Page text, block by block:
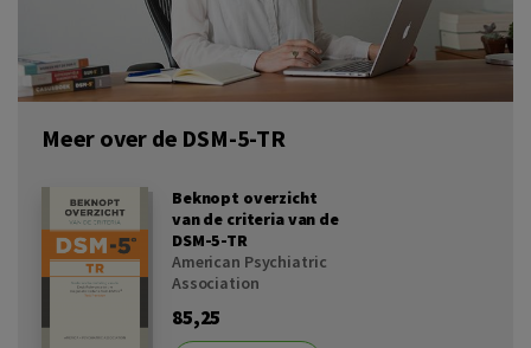
Meer over de DSM-5-TR
Beknopt overzicht
van de criteria van de
DSM-5-TR
American Psychiatric
Association
85,25